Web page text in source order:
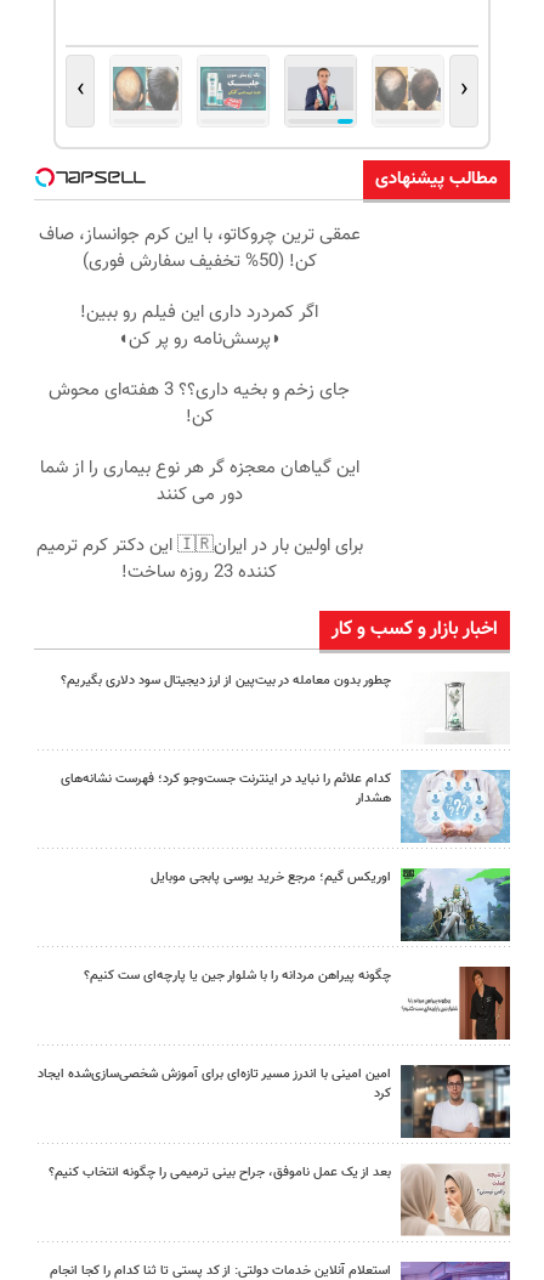
‹
›
مطالب پیشنهادی
عمقی ترین چروکاتو، با این کرم جوانساز، صاف
کن! (50% تخفیف سفارش فوری)
اگر کمردرد داری این فیلم رو ببین!
◗پرسش‌نامه رو پر کن◖
جای زخم و بخیه داری؟؟ 3 هفته‌ای محوش
کن!
این گیاهان معجزه گر هر نوع بیماری را از شما
دور می کنند
برای اولین بار در ایران🇮🇷 این دکتر کرم ترمیم
کننده 23 روزه ساخت!
اخبار بازار و کسب و کار
چطور بدون معامله در بیت‌پین از ارز دیجیتال سود دلاری بگیریم؟
کدام علائم را نباید در اینترنت جست‌وجو کرد؛ فهرست نشانه‌های
هشدار
اوریکس گیم؛ مرجع خرید یوسی پابجی موبایل
چگونه پیراهن مردانه را با شلوار جین یا پارچه‌ای ست کنیم؟
امین امینی با اندرز مسیر تازه‌ای برای آموزش شخصی‌سازی‌شده ایجاد
کرد
بعد از یک عمل ناموفق، جراح بینی ترمیمی را چگونه انتخاب کنیم؟
استعلام آنلاین خدمات دولتی: از کد پستی تا ثنا کدام را کجا انجام